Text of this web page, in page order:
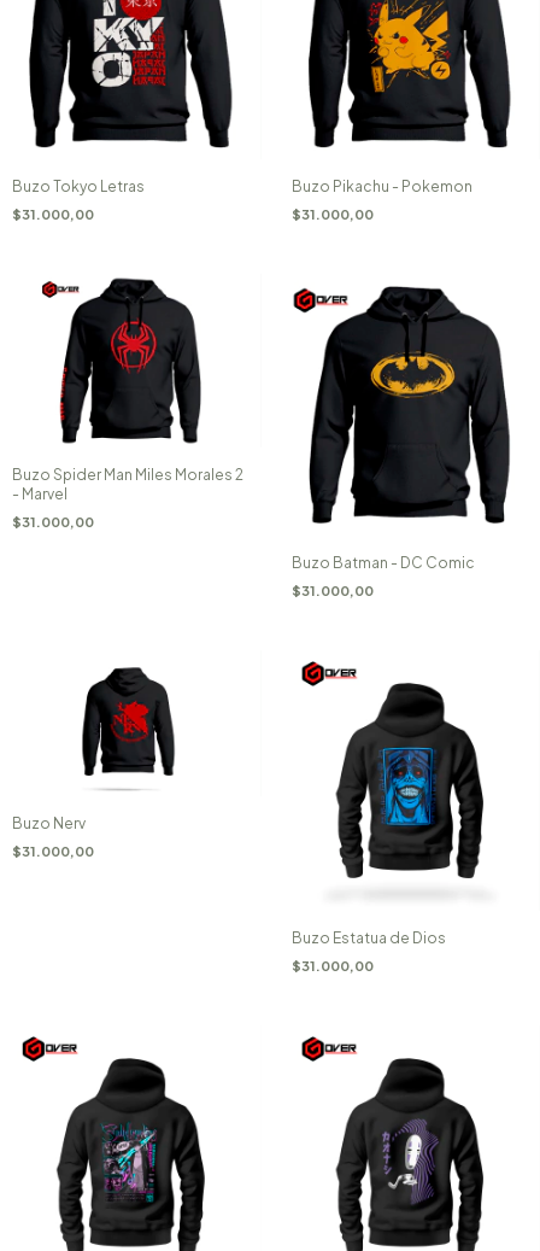
Buzo Tokyo Letras
$31.000,00
Buzo Pikachu - Pokemon
$31.000,00
Buzo Spider Man Miles Morales 2
- Marvel
$31.000,00
Buzo Batman - DC Comic
$31.000,00
Buzo Nerv
$31.000,00
Buzo Estatua de Dios
$31.000,00